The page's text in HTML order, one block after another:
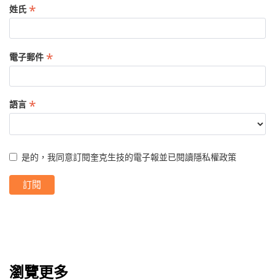
姓氏 *
電子郵件 *
語言 *
是的，我同意訂閱奎克生技的電子報並已閱讀隱私權政策
瀏覽更多